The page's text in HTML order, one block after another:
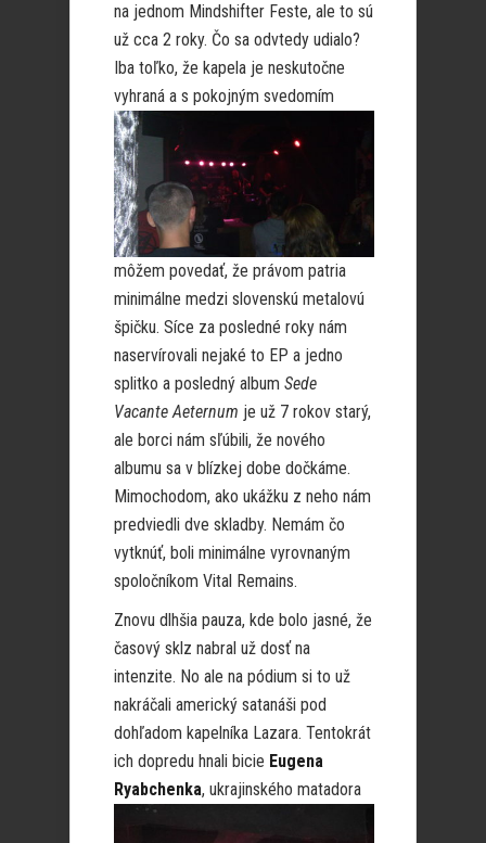
na jednom Mindshifter Feste, ale to sú
už cca 2 roky. Čo sa odvtedy udialo?
Iba toľko, že kapela je neskutočne
vyhraná a s pokojným svedomím
môžem povedať, že právom patria
minimálne medzi slovenskú metalovú
špičku. Síce za posledné roky nám
naservírovali nejaké to EP a jedno
splitko a posledný album Sede
Vacante Aeternum je už 7 rokov starý,
ale borci nám sľúbili, že nového
albumu sa v blízkej dobe dočkáme.
Mimochodom, ako ukážku z neho nám
predviedli dve skladby. Nemám čo
vytknúť, boli minimálne vyrovnaným
spoločníkom Vital Remains.
Znovu dlhšia pauza, kde bolo jasné, že
časový sklz nabral už dosť na
intenzite. No ale na pódium si to už
nakráčali americký satanáši pod
dohľadom kapelníka Lazara. Tentokrát
ich dopredu hnali bicie Eugena
Ryabchenka, ukrajinského matadora